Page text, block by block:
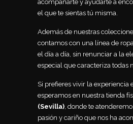
acompañarte y ayudarte a
el que te sientas tú misma.
Además de nuestras
contamos con una línea de
el día a día, sin renunciar a la
especial que caracteriza todas
Si prefieres vivir la experiencia
esperamos en nuestra tienda
(Sevilla) , donde te
pasión y cariño que nos ha